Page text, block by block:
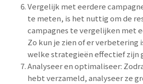
Vergelijk met eerdere
te meten, is het nuttig om de
campagnes te vergelijken met
Zo kun je zien of er verbetering
welke strategieën effectief zijn
Analyseer en optimaliseer:
hebt verzameld, analyseer ze